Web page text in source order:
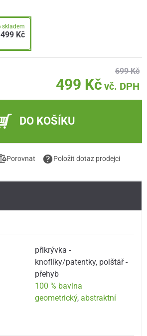
skladem
499 Kč
699 Kč
499 Kč vč. DPH
DO KOŠÍKU
Porovnat Položit dotaz prodejci
přikrývka -
knoflíky/patentky, polštář -
přehyb
100 % bavlna
geometrický, abstraktní